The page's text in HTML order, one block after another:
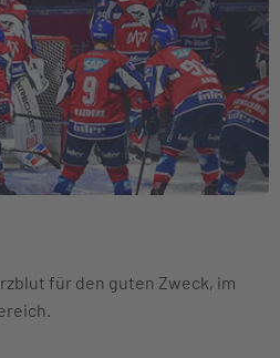
für den guten Zweck, im